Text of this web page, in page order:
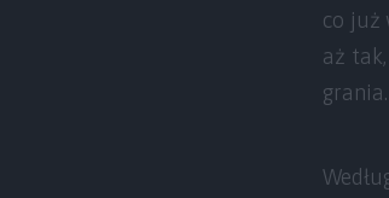
co już
aż
grania.